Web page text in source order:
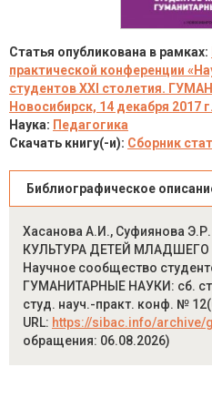
Статья опубликована в рамках:
практической конференции
студентов XXI столетия.
Новосибирск, 14 декабря 2017
Наука: Педагогика
Скачать книгу(-и): Сборник
Библиографическое
Хасанова А.И., Суфиянова
КУЛЬТУРА ДЕТЕЙ
Научное сообщество
ГУМАНИТАРНЫЕ НАУКИ: сб.
студ. науч.-практ. конф. №
URL: https://sibac.info/archive/
обращения: 06.08.2026)